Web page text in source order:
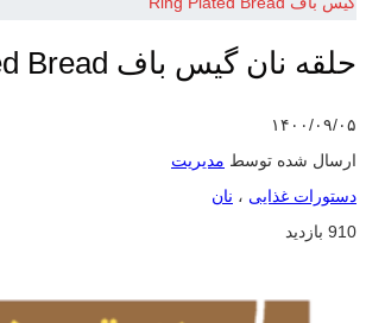
حلقه نان گیس باف Ring Plated Bread
۱۴۰۰/۰۹/۰۵
ارسال شده توسط مدیریت
دستورات غذایی ، نان
910 بازدید